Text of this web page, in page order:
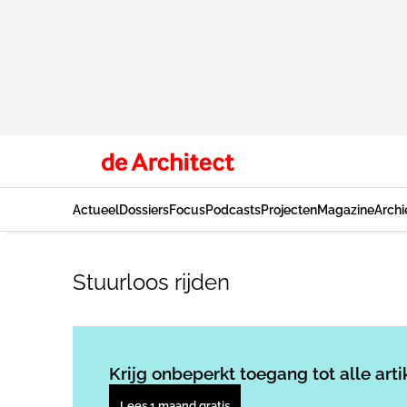
ActueelDossiersFocusPodcastsProjectenMagazine
Stuurloos rijden
Krijg onbeperkt toegang tot alle